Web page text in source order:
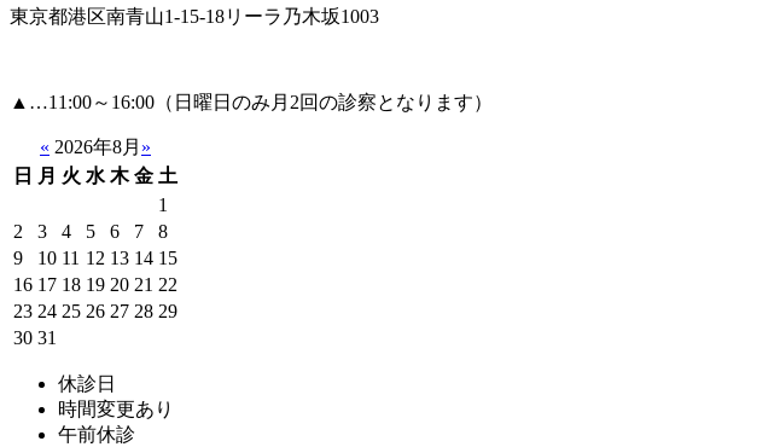
東京都港区南青山1-15-18リーラ乃木坂1003
▲ …11:00～16:00（日曜日のみ月2回の診察となります）
« 2026年8月 »
日
月 火 水 木 金 土
1
2
3 4 5 6 7
8
9
10 11 12 13 14 15
16 17 18 19 20 21 22
23 24 25 26 27 28 29
30 31
休診日
時間変更あり
午前休診